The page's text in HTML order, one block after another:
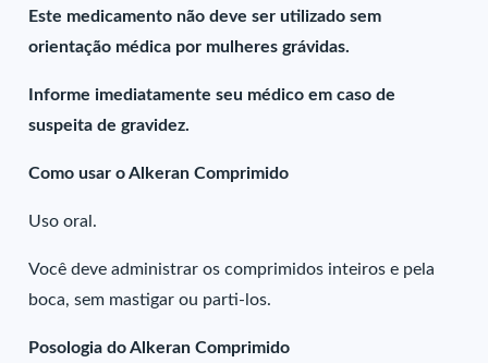
Este medicamento não deve ser utilizado sem
orientação médica por mulheres grávidas.
Informe imediatamente seu médico em caso de
suspeita de gravidez.
Como usar o Alkeran Comprimido
Uso oral.
Você deve administrar os comprimidos inteiros e pela
boca, sem mastigar ou parti-los.
Posologia do Alkeran Comprimido